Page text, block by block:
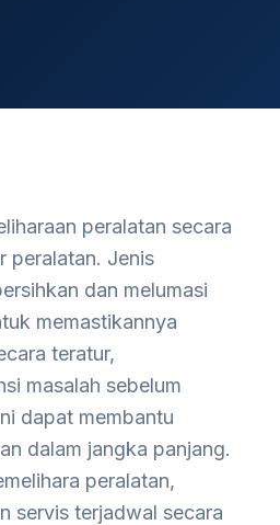
peralatan secara
peralatan. Jenis
dan melumasi
memastikannya
teratur,
masalah sebelum
dapat membantu
dalam jangka panjang.
peralatan,
servis terjadwal secara